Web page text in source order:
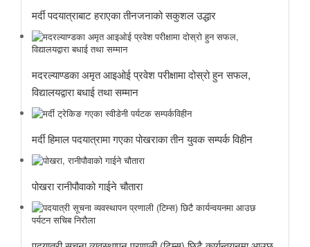
मर्दी पदयात्राबाट हराएका तीनजनाको सकुशल उद्धार
मदरल्याण्डका अमृत आइओई प्रवेश परीक्षामा दोस्रो हुन सफल,
विद्यालयद्वारा बधाई तथा सम्मान
मर्दी हिमाल पदयात्रामा गएका पोखराका तीन युवक सम्पर्क विहीन
पोखरा रानीपौवाको गाईने चौतारा